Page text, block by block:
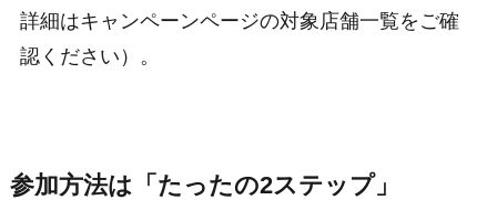
詳細はキャンペーンページの対象店舗一覧をご確
認ください）。
参加方法は「たったの2ステップ」